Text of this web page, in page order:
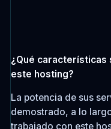
¿Qué características
este hosting?
La potencia de sus
demostrado, a lo
trabajado con este